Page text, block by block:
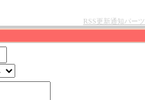
RSS更新通知パーツ